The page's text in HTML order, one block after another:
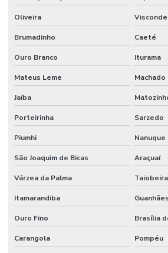
Oliveira
Brumadinho Caeté
Ouro Branco Iturama
Mateus Leme Machado
Jaíba
Porteirinha Sarzedo
Piumhi Nanuque
São Joaquim de Bicas Araçuaí
Várzea da Palma
Itamarandiba Guanhães
Ouro Fino Brasília
Carangola Pompéu